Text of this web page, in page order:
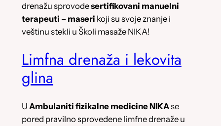
drenažu sprovodesertifikovani manuelni
terapeuti – maseri koji su svoje znanje i
veštinu stekli u Školi masaže NIKA!
Limfna drenaža i lekovita
glina
U Ambulaniti fizikalne medicine NIKAse
pored pravilno sprovedene limfne drenaže u